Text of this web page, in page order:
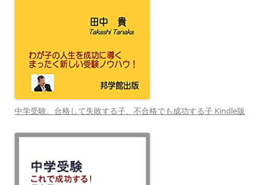
中学受験、合格して失敗する子、不合格でも成功する子 Kindle版